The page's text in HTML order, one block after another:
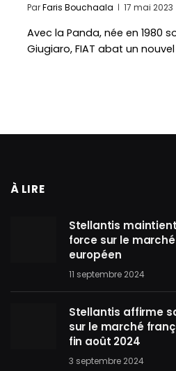
ParFaris Bouchaala 17 mai 2023
Avec la Panda, née en 1980
Giugiaro, FIAT abat un
À LIRE
Stellantis
force sur le
européen
11 septembre 2024
Stellantis affirme
sur le marché
fin août 2024
3 septembre 2024